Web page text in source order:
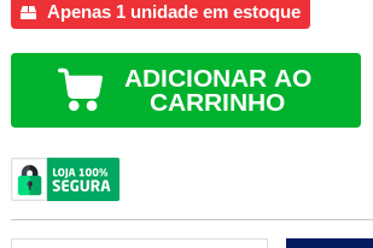
Apenas 1 unidade em estoque
ADICIONAR AO
CARRINHO